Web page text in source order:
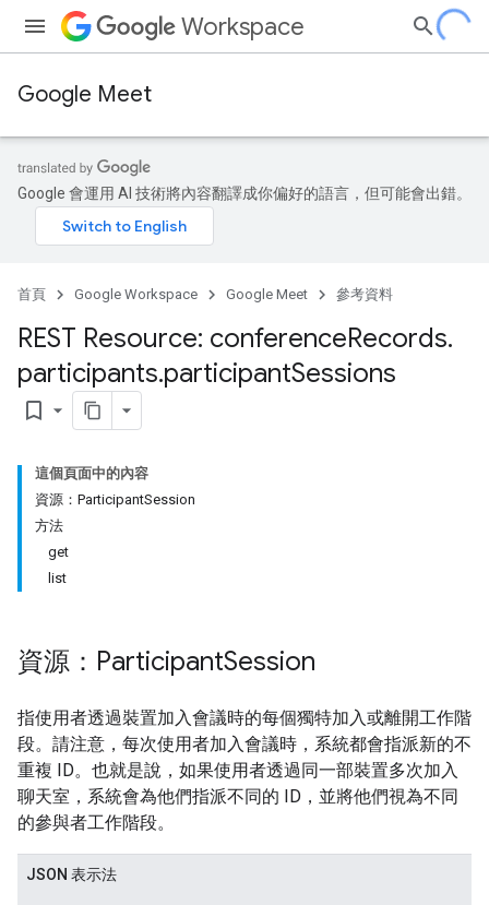
Workspace
Google Meet
Google 會運用 AI 技術將內容翻譯成你偏好的語言，但可能會出錯。
首頁 Google Workspace Google Meet 參考資料
REST Resource: conferenceRecords.
participants.participantSessions
bookmark_border
這個頁面中的內容
資源：ParticipantSession
方法
get
list
資源：ParticipantSession
指使用者透過裝置加入會議時的每個獨特加入或離開工作階
段。請注意，每次使用者加入會議時，系統都會指派新的不
重複 ID。也就是說，如果使用者透過同一部裝置多次加入
聊天室，系統會為他們指派不同的 ID，並將他們視為不同
的參與者工作階段。
JSON 表示法